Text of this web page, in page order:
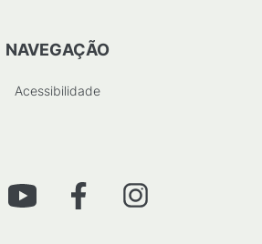
NAVEGAÇÃO
Acessibilidade